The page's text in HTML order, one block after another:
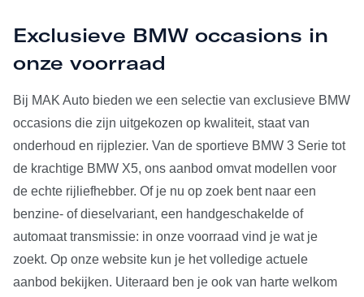
Exclusieve BMW occasions in
onze voorraad
Bij MAK Auto bieden we een selectie van exclusieve BMW
occasions die zijn uitgekozen op kwaliteit, staat van
onderhoud en rijplezier. Van de sportieve BMW 3 Serie tot
de krachtige BMW X5, ons aanbod omvat modellen voor
de echte rijliefhebber. Of je nu op zoek bent naar een
benzine- of dieselvariant, een handgeschakelde of
automaat transmissie: in onze voorraad vind je wat je
zoekt. Op onze website kun je het volledige actuele
aanbod bekijken. Uiteraard ben je ook van harte welkom